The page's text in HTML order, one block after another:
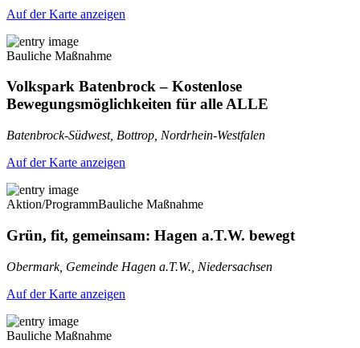
Auf der Karte anzeigen
Bauliche Maßnahme
Volkspark Batenbrock – Kostenlose
Bewegungsmöglichkeiten für alle ALLE
Batenbrock-Südwest, Bottrop, Nordrhein-Westfalen
Auf der Karte anzeigen
Aktion/ProgrammBauliche Maßnahme
Grün, fit, gemeinsam: Hagen a.T.W. bewegt
Obermark, Gemeinde Hagen a.T.W., Niedersachsen
Auf der Karte anzeigen
Bauliche Maßnahme